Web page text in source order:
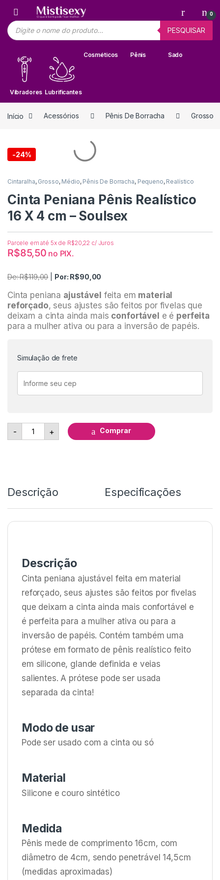
Skip to navigation
Skip to content
0
Pesquisar produtos
PESQUISAR
Vibradores Lubrificantes
Cosméticos Pênis Sado
Início Acessórios Pênis De Borracha Grosso
-24%
Cintaralha, Grosso, Médio, Pênis De Borracha, Pequeno, Realístico
Cinta Peniana Pênis Realístico
16 X 4 cm – Soulsex
Parcele em até 5x de R$20,22 c/ Juros
R$85,50 no PIX.
De:R$119,00| Por: R$90,00
Cinta peniana ajustável feita em material
reforçado, seus ajustes são feitos por fivelas que
deixam a cinta ainda mais confortável e é perfeita
para a mulher ativa ou para a inversão de papéis.
Simulação de frete
- Cinta Peniana Pênis Realístico 16 X 4 cm - Soulsex
+ Comprar
Descrição Especificações
Descrição
Cinta peniana ajustável feita em material
reforçado, seus ajustes são feitos por fivelas
que deixam a cinta ainda mais confortável e
é perfeita para a mulher ativa ou para a
inversão de papéis. Contém também uma
prótese em formato de pênis realístico feito
em silicone, glande definida e veias
salientes. A prótese pode ser usada
separada da cinta!
Modo de usar
Pode ser usado com a cinta ou só
Material
Silicone e couro sintético
Medida
Pênis mede de comprimento 16cm, com
diâmetro de 4cm, sendo penetrável 14,5cm
(medidas aproximadas)